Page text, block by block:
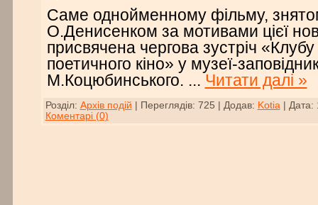
Саме однойменному фільму,
О.Денисенком за мотивами цієї
присвячена чергова зустріч «Клубу
поетичного кіно» у музеї-
М.Коцюбинського. ... Читати далі »
Розділ: Архів подій Переглядів: 725 Додав: Kotia| Дата:
Коментарі (0)